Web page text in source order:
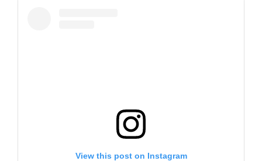
View this post on Instagram